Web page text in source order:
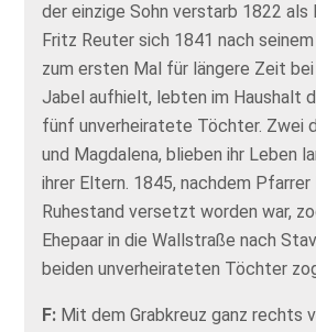
der einzige Sohn verstarb 1822 als
Fritz Reuter sich 1841 nach
zum ersten Mal für längere Zeit bei
Jabel aufhielt, lebten im Haushalt
fünf unverheiratete Töchter. Zwei
und Magdalena, blieben ihr Leben
ihrer Eltern. 1845, nachdem Pfarrer
Ruhestand versetzt worden war,
Ehepaar in die Wallstraße nach
beiden unverheirateten Töchter
F: Mit dem Grabkreuz ganz rechts